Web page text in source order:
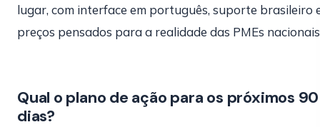
lugar, com interface em português, suporte brasileiro
preços pensados para a realidade das PMEs
Qual o plano de ação para os próximos 90
dias?